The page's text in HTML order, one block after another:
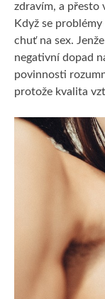
zdravím, a přesto
Když se
chuť na sex.
negativní dopad
povinnosti
protože kvalita